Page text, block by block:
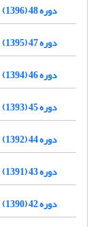
دوره 48 (1396)
دوره 47 (1395)
دوره 46 (1394)
دوره 45 (1393)
دوره 44 (1392)
دوره 43 (1391)
دوره 42 (1390)